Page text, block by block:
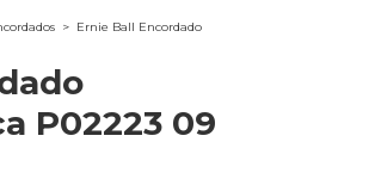
> Ernie Ball Encordado
P02223 09